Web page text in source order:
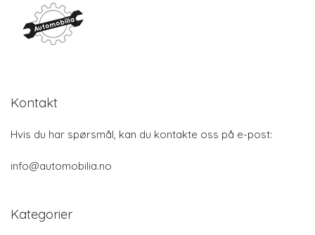
Kontakt
Hvis du har spørsmål, kan du kontakte oss på e-post:
info@automobilia.no
Kategorier